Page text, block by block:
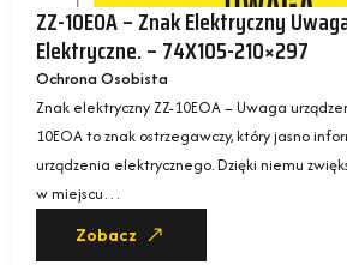
ZZ-10EOA – Znak Elektryczny
Elektryczne. – 74X105-210×297
Ochrona Osobista
Znak elektryczny ZZ-10EOA – Uwaga
10EOA to znak ostrzegawczy, który jasno
urządzenia elektrycznego. Dzięki niemu
w miejscu…
Zobacz